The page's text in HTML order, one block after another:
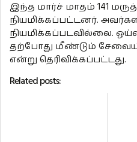
இந்த மார்ச் மாதம் 141
நியமிக்கப்பட்டனர்.
நியமிக்கப்படவில்லை.
தற்போது மீண்டும்
என்று தெரிவிக்கப்பட்டது.
Related posts: